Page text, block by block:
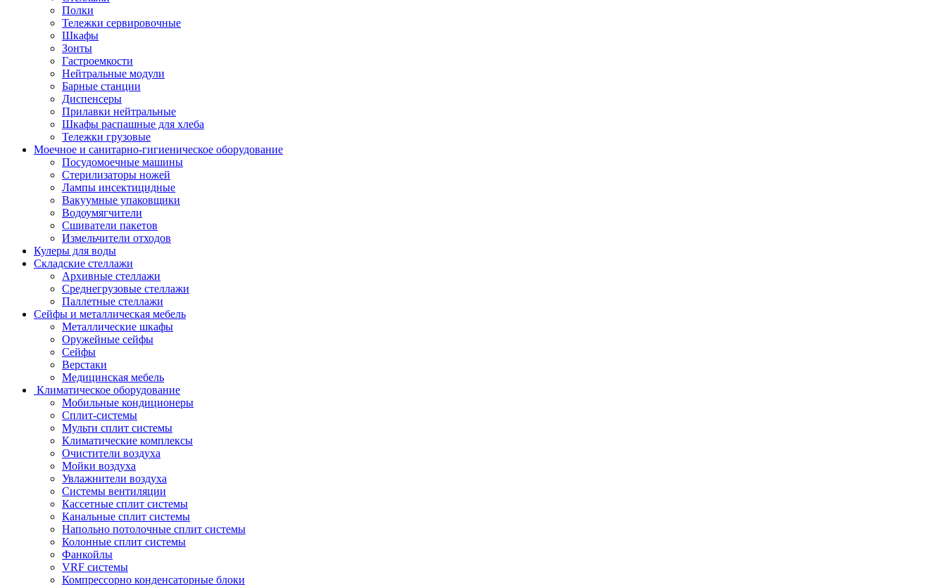
Полки
Тележки сервировочные
Шкафы
Зонты
Гастроемкости
Нейтральные модули
Барные станции
Диспенсеры
Прилавки нейтральные
Шкафы распашные для хлеба
Тележки грузовые
Моечное и санитарно-гигиеническое оборудование
Посудомоечные машины
Стерилизаторы ножей
Лампы инсектицидные
Вакуумные упаковщики
Водоумягчители
Сшиватели пакетов
Измельчители отходов
Кулеры для воды
Складские стеллажи
Архивные стеллажи
Среднегрузовые стеллажи
Паллетные стеллажи
Сейфы и металлическая мебель
Металлические шкафы
Оружейные сейфы
Сейфы
Верстаки
Медицинская мебель
Климатическое оборудование
Мобильные кондиционеры
Сплит-системы
Мульти сплит системы
Климатические комплексы
Очистители воздуха
Мойки воздуха
Увлажнители воздуха
Системы вентиляции
Кассетные сплит системы
Канальные сплит системы
Напольно потолочные сплит системы
Колонные сплит системы
Фанкойлы
VRF системы
Компрессорно конденсаторные блоки